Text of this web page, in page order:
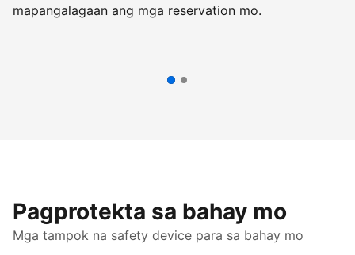
mapangalagaan ang mga reservation mo.
Pagprotekta sa bahay mo
Mga tampok na safety device para sa bahay mo